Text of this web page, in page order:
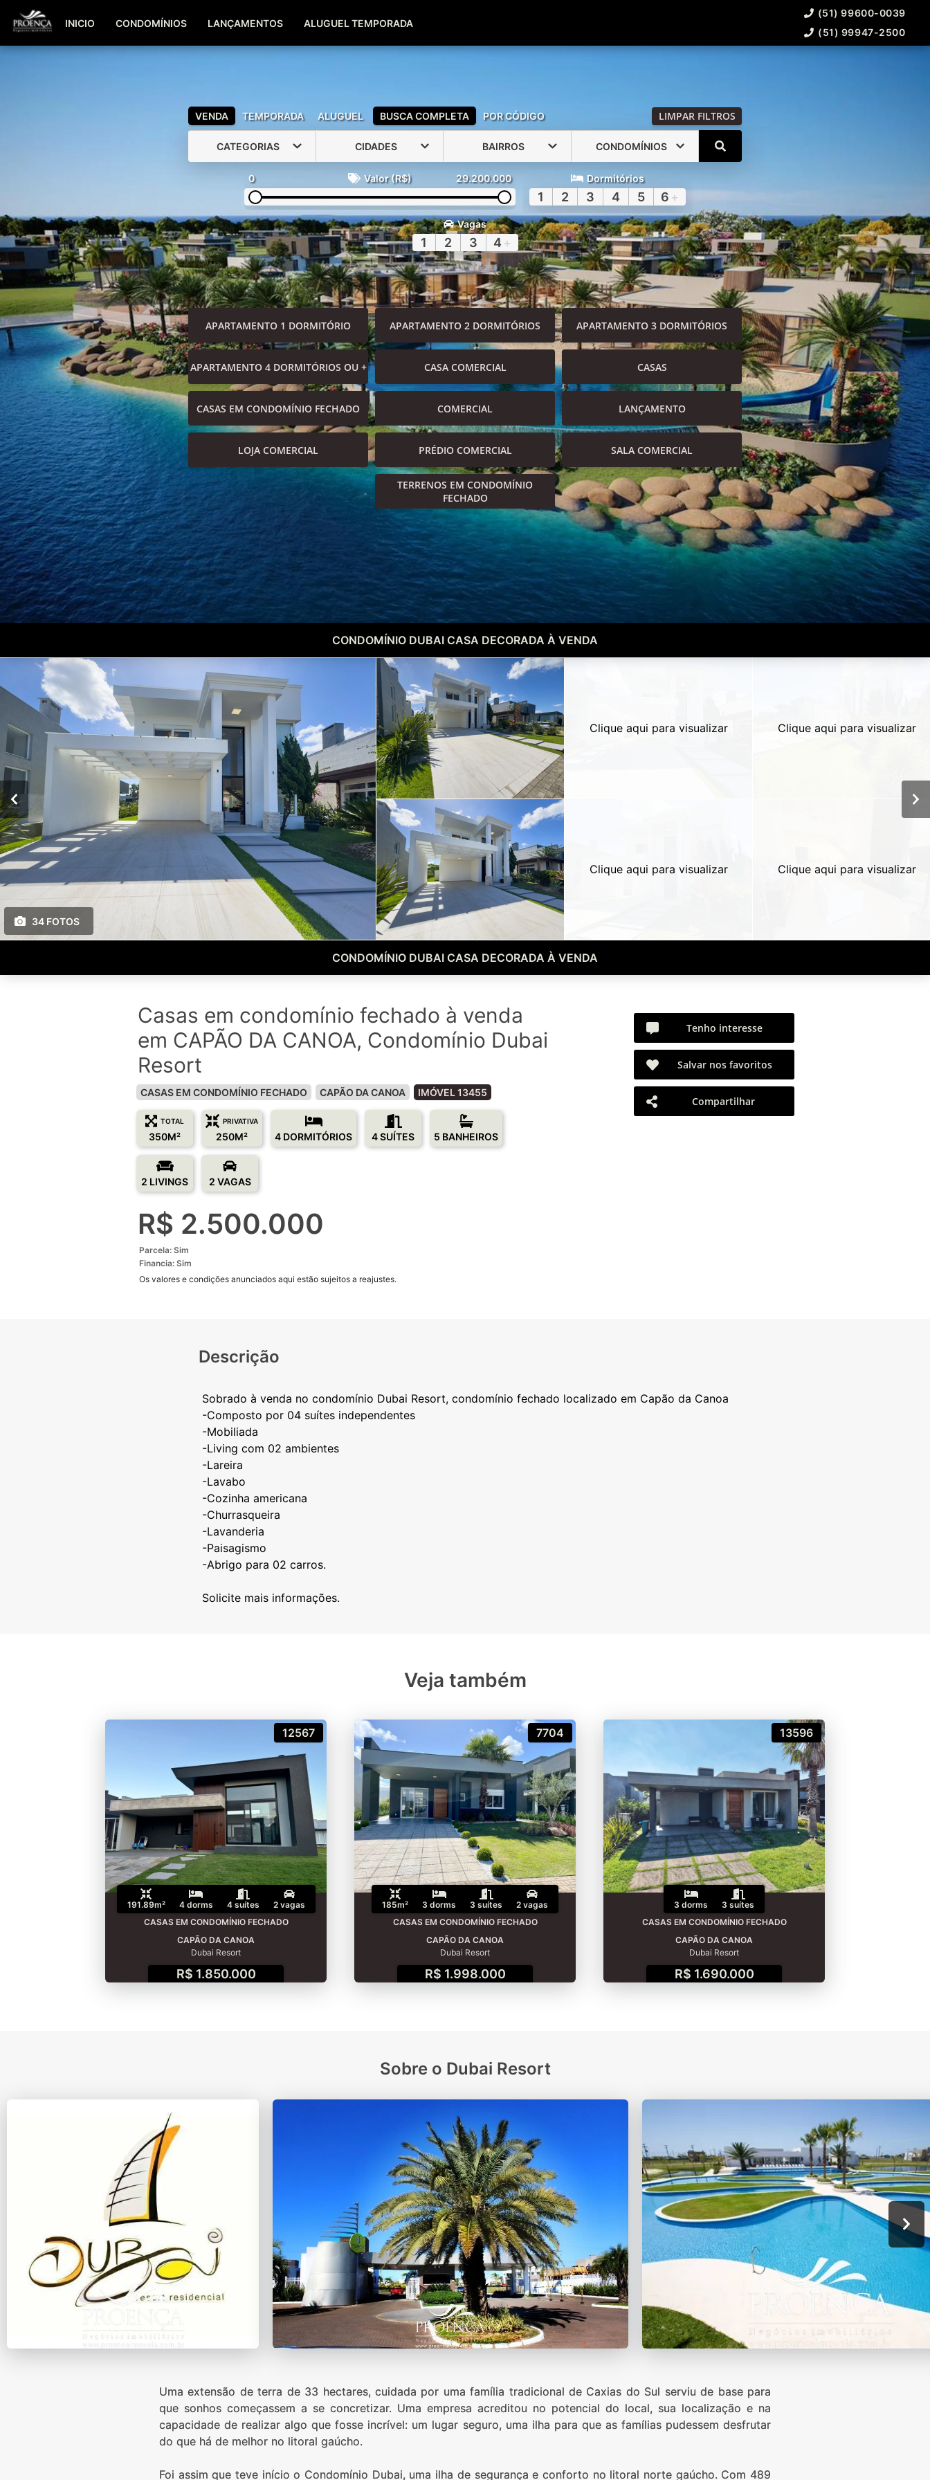
(51) 99600-0039
INICIO CONDOMÍNIOS LANÇAMENTOS ALUGUEL TEMPORADA
(51) 99600-0039
(51) 99947-2500
VENDA TEMPORADA ALUGUEL BUSCA COMPLETA POR CÓDIGO LIMPAR FILTROS
CATEGORIAS CIDADES BAIRROS CONDOMÍNIOS
0 Valor (R$) 29.200.000 Dormitórios
1 2 3 4 5 6 +
Vagas
1 2 3 4 +
APARTAMENTO 1 DORMITÓRIO APARTAMENTO 2 DORMITÓRIOS APARTAMENTO 3 DORMITÓRIOS
APARTAMENTO 4 DORMITÓRIOS OU + CASA COMERCIAL CASAS
CASAS EM CONDOMÍNIO FECHADO COMERCIAL LANÇAMENTO
LOJA COMERCIAL PRÉDIO COMERCIAL SALA COMERCIAL
TERRENOS EM CONDOMÍNIO
FECHADO
CONDOMÍNIO DUBAI CASA DECORADA À VENDA
34 FOTOS
Clique aqui para visualizar
Clique aqui para visualizar
Clique aqui para visualizar
Clique aqui para visualizar
CONDOMÍNIO DUBAI CASA DECORADA À VENDA
Casas em condomínio fechado à venda
em CAPÃO DA CANOA, Condomínio Dubai
Resort
CASAS EM CONDOMÍNIO FECHADO CAPÃO DA CANOA IMÓVEL 13455
TOTAL
350M²
PRIVATIVA
250M² 4 DORMITÓRIOS 4 SUÍTES 5 BANHEIROS
2 LIVINGS 2 VAGAS
R$ 2.500.000
Parcela: Sim
Financia: Sim
Os valores e condições anunciados aqui estão sujeitos a reajustes.
Tenho interesse
Salvar nos favoritos
Compartilhar
Descrição
Sobrado à venda no condomínio Dubai Resort, condomínio fechado localizado em Capão da Canoa
-Composto por 04 suítes independentes
-Mobiliada
-Living com 02 ambientes
-Lareira
-Lavabo
-Cozinha americana
-Churrasqueira
-Lavanderia
-Paisagismo
-Abrigo para 02 carros.
Veja também
12567
191.89m² 4 dorms 4 suítes
2 vagas
CASAS EM CONDOMÍNIO FECHADO
CAPÃO DA CANOA
Dubai Resort
R$ 1.850.000
7704
185m² 3 dorms 3 suítes
2 vagas
CASAS EM CONDOMÍNIO FECHADO
CAPÃO DA CANOA
Dubai Resort
R$ 1.998.000
13596
3 dorms
3 suítes
CASAS EM CONDOMÍNIO FECHADO
CAPÃO DA CANOA
Dubai Resort
R$ 1.690.000
Sobre o Dubai Resort
Uma extensão de terra de 33 hectares, cuidada por uma família tradicional de Caxias do Sul serviu de base para
que sonhos começassem a se concretizar. Uma empresa acreditou no potencial do local, sua localização e na
capacidade de realizar algo que fosse incrível: um lugar seguro, uma ilha para que as famílias pudessem desfrutar
do que há de melhor no litoral gaúcho.
Foi assim que teve início o Condomínio Dubai, uma ilha de segurança e conforto no litoral norte gaúcho. Com 489